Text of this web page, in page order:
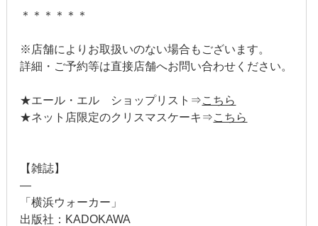
2014年7月
2014年6月
2014年5月
＊＊＊＊＊＊
※店舗によりお取扱いのない場合もございます。
詳細・ご予約等は直接店舗へお問い合わせください。
★エール・エル ショップリスト⇒こちら
★ネット店限定のクリスマスケーキ⇒こちら
【雑誌】
—
「横浜ウォーカー」
出版社：KADOKAWA